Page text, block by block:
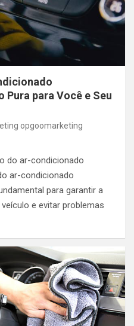
para Você e Seu
opgoomarketing
do ar-condicionado
ar-condicionado
para garantir a
e evitar problemas